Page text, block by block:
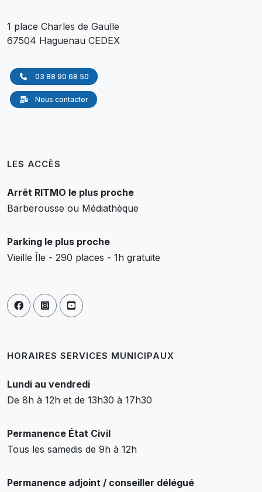
1 place Charles de Gaulle
67504 Haguenau CEDEX
03 88 90 68 50
Nous contacter
LES ACCÈS
Arrêt RITMO le plus proche
Barberousse ou Médiathèque
Parking le plus proche
Vieille Île - 290 places - 1h gratuite
HORAIRES SERVICES MUNICIPAUX
Lundi au vendredi
De 8h à 12h et de 13h30 à 17h30
Permanence État Civil
Tous les samedis de 9h à 12h
Permanence adjoint / conseiller délégué